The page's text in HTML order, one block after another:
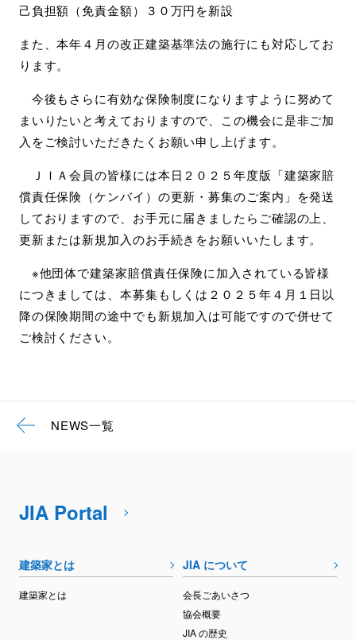
己負担額（免責金額）３０万円を新設
また、本年４月の改正建築基準法の施行にも対応してお
ります。
今後もさらに有効な保険制度になりますように努めて
まいりたいと考えておりますので、この機会に是非ご加
入をご検討いただきたくお願い申し上げます。
ＪＩＡ会員の皆様には本日２０２５年度版「建築家賠
償責任保険（ケンバイ）の更新・募集のご案内」を発送
しておりますので、お手元に届きましたらご確認の上、
更新または新規加入のお手続きをお願いいたします。
※他団体で建築家賠償責任保険に加入されている皆様
につきましては、本募集もしくは２０２５年４月１日以
降の保険期間の途中でも新規加入は可能ですので併せて
ご検討ください。
NEWS一覧
JIA Portal
建築家とは
建築家とは
JIA について
会長ごあいさつ
協会概要
JIA の歴史